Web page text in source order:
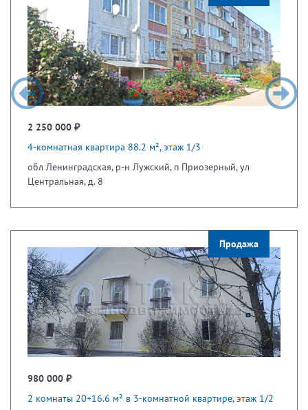
2 250 000 ₽
4-комнатная квартира 88.2 м², этаж 1/3
обл Ленинградская, р-н Лужский, п Приозерный, ул
Центральная, д. 8
Продажа
980 000 ₽
2 комнаты 20+16.6 м² в 3-комнатной квартире, этаж 1/2